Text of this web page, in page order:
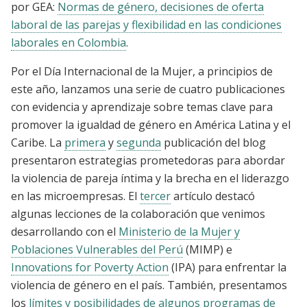
por GEA: Normas de género, decisiones de oferta
laboral de las parejas y flexibilidad en las condiciones
laborales en Colombia.
Por el Día Internacional de la Mujer, a principios de
este año, lanzamos una serie de cuatro publicaciones
con evidencia y aprendizaje sobre temas clave para
promover la igualdad de género en América Latina y el
Caribe. La primera ysegunda publicación del blog
presentaron estrategias prometedoras para abordar
la violencia de pareja íntima y la brecha en el liderazgo
en las microempresas. El tercerartículo destacó
algunas lecciones de la colaboración que venimos
desarrollando con el Ministerio de la Mujer y
Poblaciones Vulnerables del Perú (MIMP) e
Innovations for Poverty Action (IPA) para enfrentar la
violencia de género en el país. También, presentamos
los límites y posibilidades de algunos programas de